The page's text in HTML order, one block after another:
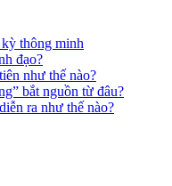
thông minh
đạo?
như thế nào?
bắt nguồn từ đâu?
ra như thế nào?